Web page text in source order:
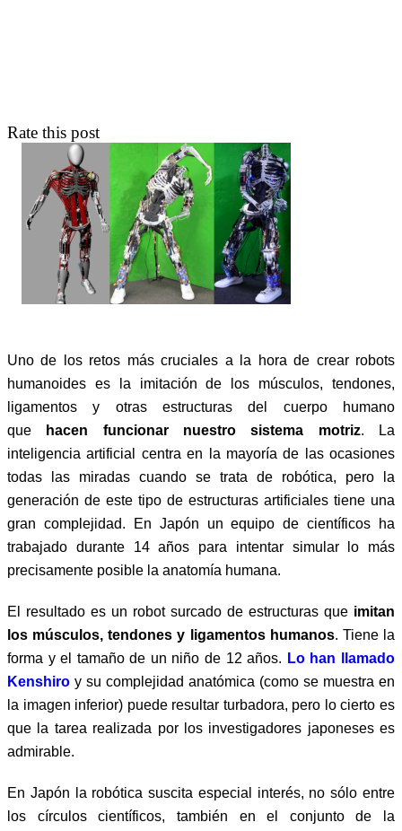
Rate this post
Uno de los retos más cruciales a la hora de crear robots
humanoides es la imitación de los músculos, tendones,
ligamentos y otras estructuras del cuerpo humano
que
hacen funcionar nuestro sistema motriz. La
inteligencia artificial centra en la mayoría de las ocasiones
todas las miradas cuando se trata de robótica, pero la
generación de este tipo de estructuras artificiales tiene una
gran complejidad. En Japón un equipo de científicos ha
trabajado durante 14 años para intentar simular lo más
precisamente posible la anatomía humana.
El resultado es un robot surcado de estructuras que imitan
los músculos, tendones y ligamentos humanos. Tiene la
forma y el tamaño de un niño de 12 años. Lo han llamado
Kenshiro y su complejidad anatómica (como se muestra en
la imagen inferior) puede resultar turbadora, pero lo cierto es
que la tarea realizada por los investigadores japoneses es
admirable.
En Japón la robótica suscita especial interés, no sólo entre
los círculos científicos, también en el conjunto de la